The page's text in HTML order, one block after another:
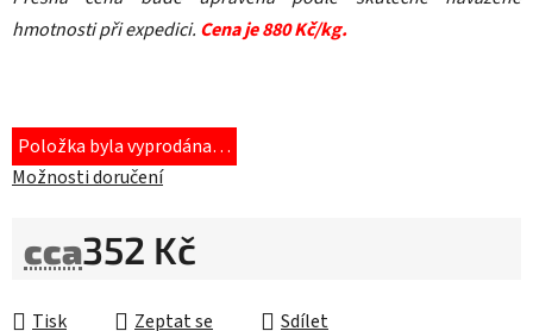
hmotnosti při expedici. Cena je 880 Kč/kg.
Položka byla vyprodána…
Možnosti doručení
cca352 Kč
Tisk
Zeptat se Sdílet